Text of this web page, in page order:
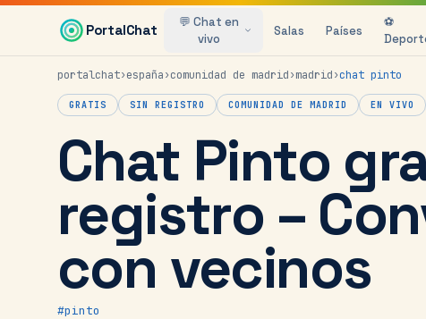
Saltar al contenido principal
PortalChat
💬 Chat en
vivo
Salas Países
⚽
portalchat›españa›comunidad de madrid›madrid›chat pinto
GRATIS SIN REGISTRO COMUNIDAD DE MADRID EN VIVO
Chat Pinto
registro –
con vecinos
#pinto